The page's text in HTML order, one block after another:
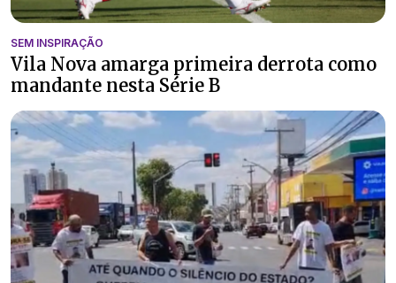
SEM INSPIRAÇÃO
Vila Nova amarga primeira derrota como
mandante nesta Série B